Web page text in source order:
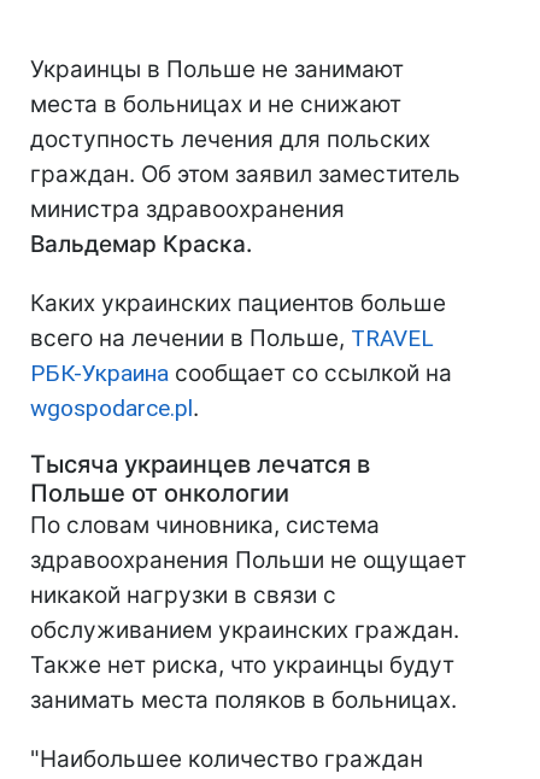
Украинцы в Польше не занимают
места в больницах и не снижают
доступность лечения для польских
граждан. Об этом заявил заместитель
министра здравоохранения
Вальдемар Краска.
Каких украинских пациентов больше
всего на лечении в Польше, TRAVEL
РБК-Украина сообщает со ссылкой на
wgospodarce.pl.
Тысяча украинцев лечатся в
Польше от онкологии
По словам чиновника, система
здравоохранения Польши не ощущает
никакой нагрузки в связи с
обслуживанием украинских граждан.
Также нет риска, что украинцы будут
занимать места поляков в больницах.
"Наибольшее количество граждан